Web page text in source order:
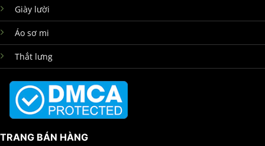
Giày lười
Áo sơ mi
Thắt lưng
TRANG BÁN HÀNG